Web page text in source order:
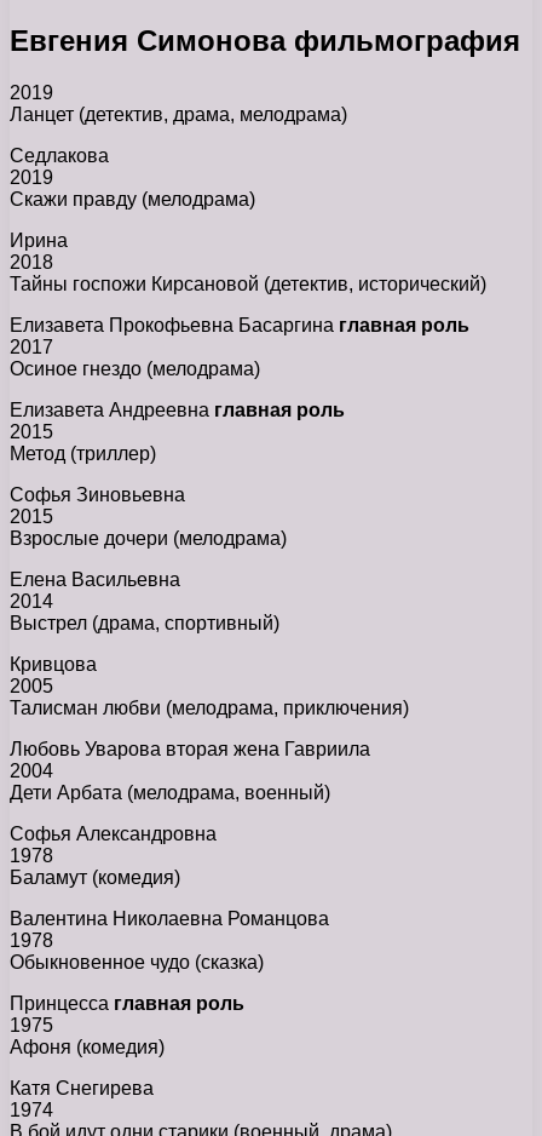
Евгения Симонова фильмография
2019
Ланцет (детектив, драма, мелодрама)
Седлакова
2019
Скажи правду (мелодрама)
Ирина
2018
Тайны госпожи Кирсановой (детектив, исторический)
Елизавета Прокофьевна Басаргина главная роль
2017
Осиное гнездо (мелодрама)
Елизавета Андреевна главная роль
2015
Метод (триллер)
Софья Зиновьевна
2015
Взрослые дочери (мелодрама)
Елена Васильевна
2014
Выстрел (драма, спортивный)
Кривцова
2005
Талисман любви (мелодрама, приключения)
Любовь Уварова вторая жена Гавриила
2004
Дети Арбата (мелодрама, военный)
Софья Александровна
1978
Баламут (комедия)
Валентина Николаевна Романцова
1978
Обыкновенное чудо (сказка)
Принцесса главная роль
1975
Афоня (комедия)
Катя Снегирева
1974
В бой идут одни старики (военный, драма)